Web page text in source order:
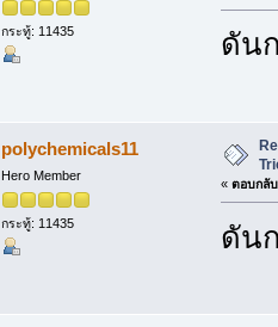
กระทู้: 11435 ดัน
polychemicals11
Hero Member
กระทู้: 11435
« ตอบกลั
ดัน